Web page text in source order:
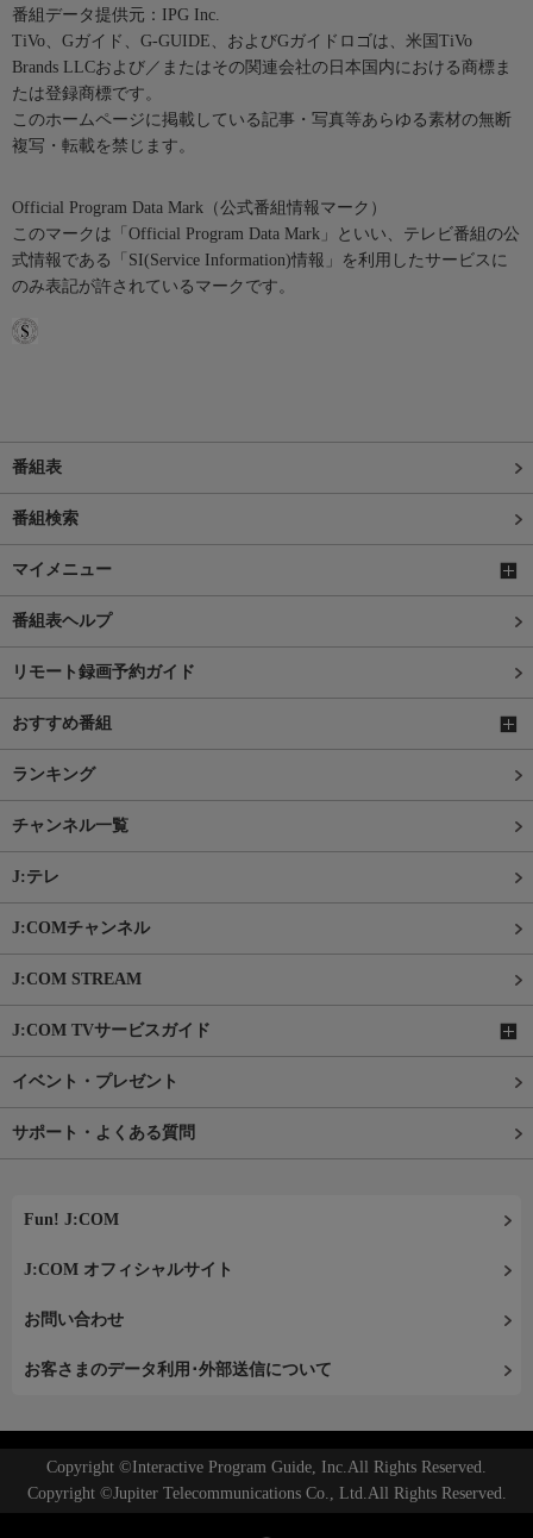
番組データ提供元：IPG Inc.
TiVo、Gガイド、G-GUIDE、およびGガイドロゴは、米国TiVo
Brands LLCおよび／またはその関連会社の日本国内における商標ま
たは登録商標です。
このホームページに掲載している記事・写真等あらゆる素材の無断
複写・転載を禁じます。
Official Program Data Mark（公式番組情報マーク）
このマークは「Official Program Data Mark」といい、テレビ番組の公
式情報である「SI(Service Information)情報」を利用したサービスに
のみ表記が許されているマークです。
番組表
番組検索
マイメニュー
番組表ヘルプ
リモート録画予約ガイド
おすすめ番組
ランキング
チャンネル一覧
J:テレ
J:COMチャンネル
J:COM STREAM
J:COM TVサービスガイド
イベント・プレゼント
サポート・よくある質問
Fun! J:COM
J:COM オフィシャルサイト
お問い合わせ
お客さまのデータ利用･外部送信について
Copyright ©Interactive Program Guide, Inc.All Rights Reserved.
Copyright ©Jupiter Telecommunications Co., Ltd.All Rights Reserved.